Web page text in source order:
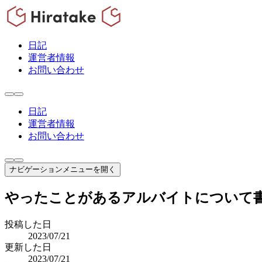
日記
運営者情報
お問い合わせ
日記
運営者情報
お問い合わせ
ナビゲーションメニューを開く
やったことがあるアルバイトについて
投稿した日
2023/07/21
更新した日
2023/07/21